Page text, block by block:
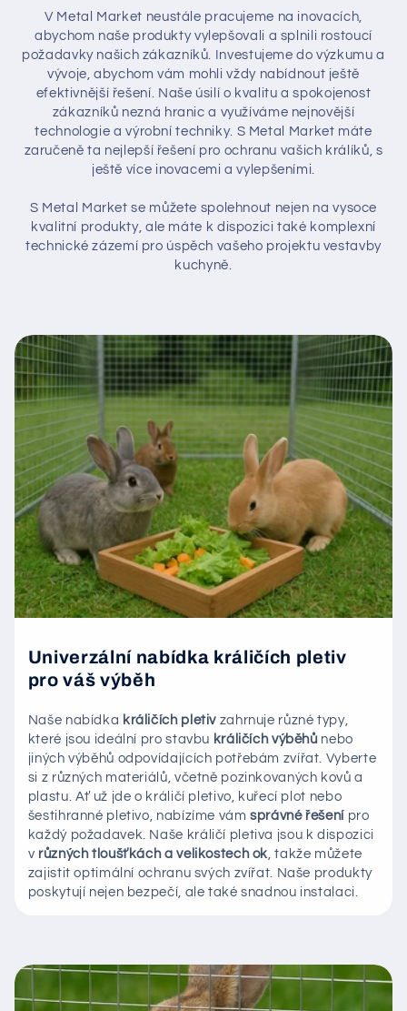
V Metal Market neustále pracujeme na inovacích,
abychom naše produkty vylepšovali a splnili rostoucí
požadavky našich zákazníků. Investujeme do výzkumu a
vývoje, abychom vám mohli vždy nabídnout ještě
efektivnější řešení. Naše úsilí o kvalitu a spokojenost
zákazníků nezná hranic a využíváme nejnovější
technologie a výrobní techniky. S Metal Market máte
zaručeně ta nejlepší řešení pro ochranu vašich králíků, s
ještě více inovacemi a vylepšeními.
S Metal Market se můžete spolehnout nejen na vysoce
kvalitní produkty, ale máte k dispozici také komplexní
technické zázemí pro úspěch vašeho projektu vestavby
kuchyně.
Univerzální nabídka králičích pletiv
pro váš výběh
Naše nabídka králičích pletiv zahrnuje různé typy,
které jsou ideální pro stavbu králičích výběhů nebo
jiných výběhů odpovídajících potřebám zvířat. Vyberte
si z různých materiálů, včetně pozinkovaných kovů a
plastu. Ať už jde o králičí pletivo, kuřecí plot nebo
šestihranné pletivo, nabízíme vámsprávné řešení pro
každý požadavek. Naše králičí pletiva jsou k dispozici
v různých tloušťkách a velikostech ok, takže můžete
zajistit optimální ochranu svých zvířat. Naše produkty
poskytují nejen bezpečí, ale také snadnou instalaci.